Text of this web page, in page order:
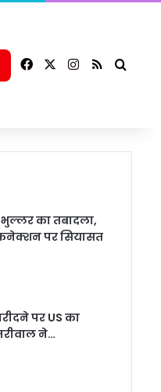
FacebookInstagram
RSS
का तबादला,
पर सियासत
पर US का
ने…